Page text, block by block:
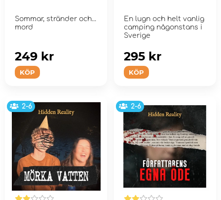
Sommar, stränder och...
mord
KÖP
249 kr
En lugn och helt vanlig
camping någonstans i
Sverige
KÖP
295 kr
2-6 2-6